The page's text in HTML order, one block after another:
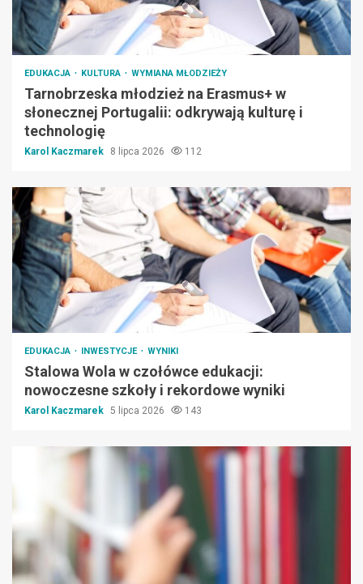
EDUKACJA KULTURA WYMIANA MŁODZIEŻY
Tarnobrzeska młodzież na Erasmus+ w
słonecznej Portugalii: odkrywają kulturę i
technologię
Karol Kaczmarek 8 lipca 2026 112
EDUKACJA INWESTYCJE WYNIKI
Stalowa Wola w czołówce edukacji:
nowoczesne szkoły i rekordowe wyniki
Karol Kaczmarek 5 lipca 2026 143